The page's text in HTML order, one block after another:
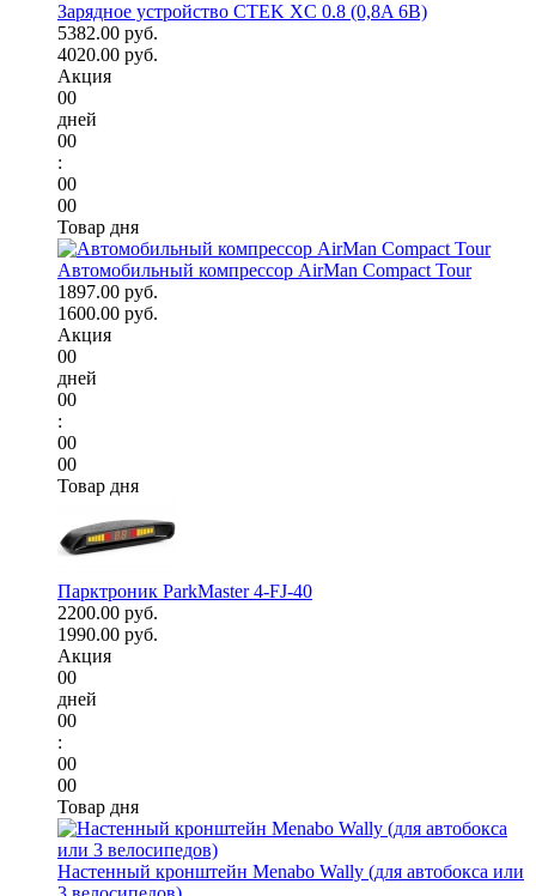
Зарядное устройство CTEK XC 0.8 (0,8A 6В)
5382.00 руб.
4020.00 руб.
Акция
00
дней
00
:
00
00
Товар дня
Автомобильный компрессор AirMan Compact Tour
1897.00 руб.
1600.00 руб.
Акция
00
дней
00
:
00
00
Товар дня
Парктроник ParkMaster 4-FJ-40
2200.00 руб.
1990.00 руб.
Акция
00
дней
00
:
00
00
Товар дня
Настенный кронштейн Menabo Wally (для автобокса или